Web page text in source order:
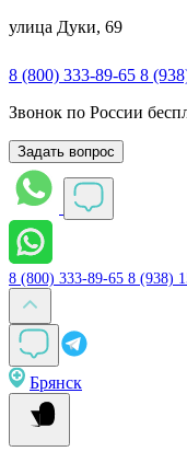
улица Дуки, 69
8 (800) 333-89-65 8
Звонок по России
Задать вопрос
8 (800) 333-89-65 8 (938)
Брянск